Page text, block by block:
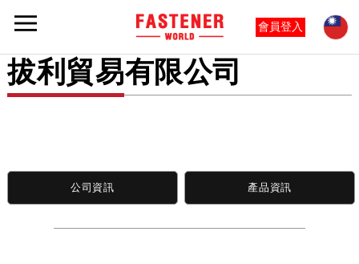
會員登入
拔利貿易有限公司
公司資訊 產品資訊